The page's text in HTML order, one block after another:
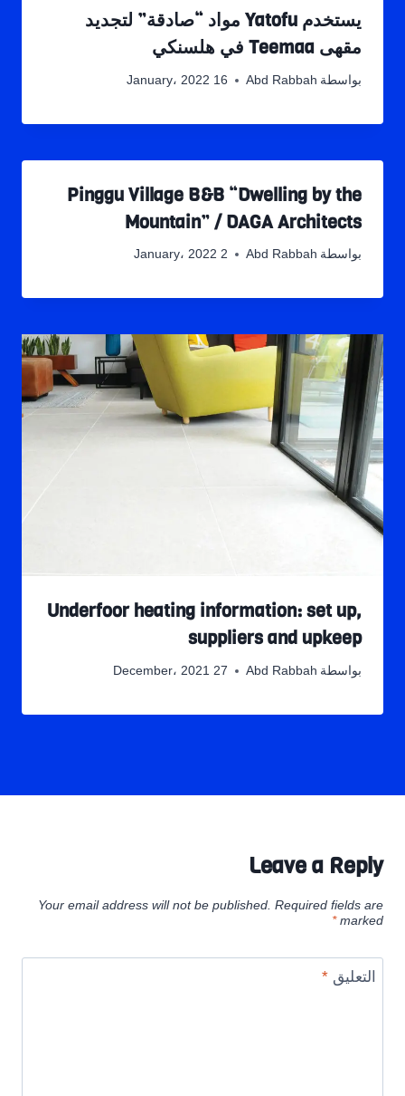
يستخدم Yatofu مواد “صادقة” لتجديد
مقهى Teemaa في هلسنكي
بواسطة Abd Rabbah 16 January، 2022
Pinggu Village B&B “Dwelling by the
Mountain” / DAGA Architects
بواسطة Abd Rabbah 2 January، 2022
Underfoor heating information: set up,
suppliers and upkeep
بواسطة Abd Rabbah 27 December، 2021
Leave a Reply
Your email address will not be published. Required fields are
marked
*
التعليق*